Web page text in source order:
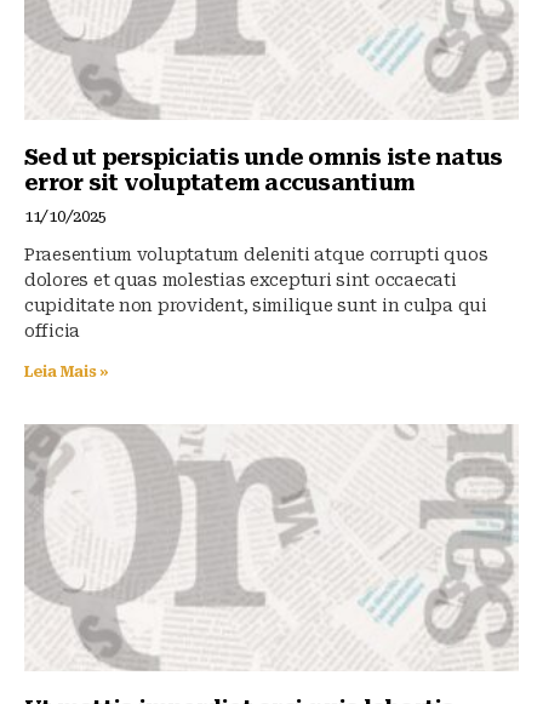
Sed ut perspiciatis unde omnis iste natus
error sit voluptatem accusantium
11/10/2025
Praesentium voluptatum deleniti atque corrupti quos
dolores et quas molestias excepturi sint occaecati
cupiditate non provident, similique sunt in culpa qui
officia
Leia Mais »